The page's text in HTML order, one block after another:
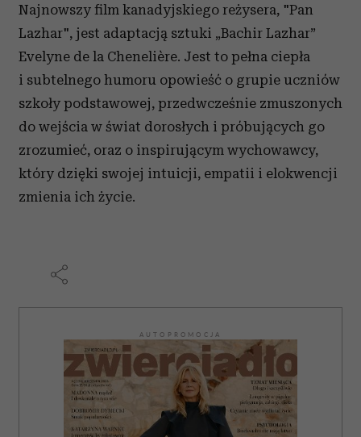
Najnowszy film kanadyjskiego reżysera, "Pan
Lazhar", jest adaptacją sztuki „Bachir Lazhar”
Evelyne de la Chenelière. Jest to pełna ciepła
i subtelnego humoru opowieść o grupie uczniów
szkoły podstawowej, przedwcześnie zmuszonych
do wejścia w świat dorosłych i próbujących go
zrozumieć, oraz o inspirującym wychowawcy,
który dzięki swojej intuicji, empatii i elokwencji
zmienia ich życie.
AUTOPROMOCJA